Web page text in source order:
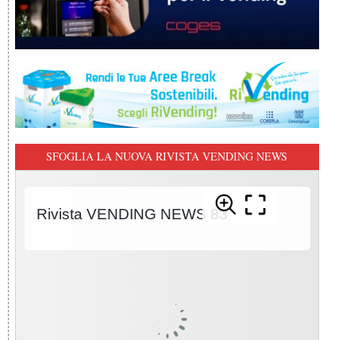
SFOGLIA LA NUOVA RIVISTA VENDING NEWS